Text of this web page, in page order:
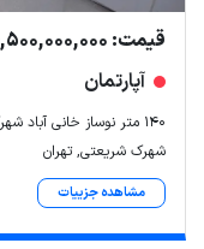
قیمت: 24,500,000,000 تومان
آپارتمان
۱۴۰ متر نوساز خانی آباد شهرک شریعتی
شهرک شریعتی, تهران
مشاهده جزییات